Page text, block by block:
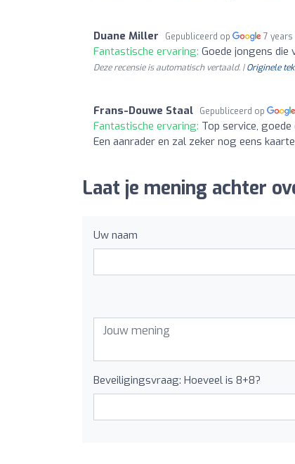
Duane Miller Gepubliceerd op 7 years
Fantastische ervaring: Goede jongens
Deze recensie is automatisch vertaald. |Originele
Frans-Douwe Staal Gepubliceerd op
Fantastische ervaring: Top service,
Een aanrader en zal zeker nog eens
Laat je mening achter
Uw naam
Beveiligingsvraag: Hoeveel is 8+8?